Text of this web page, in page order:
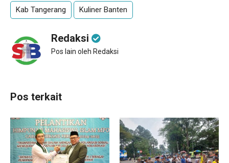
Kab Tangerang Kuliner Banten
Redaksi
Pos lain oleh Redaksi
Pos terkait